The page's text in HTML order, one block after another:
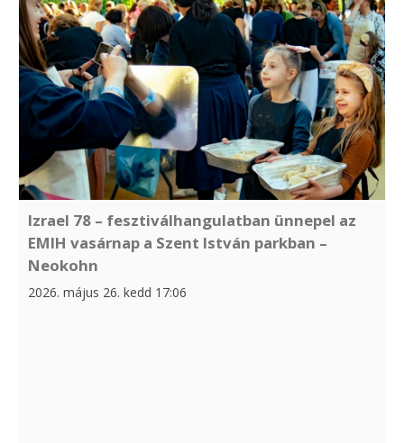
Izrael 78 – fesztiválhangulatban ünnepel az
EMIH vasárnap a Szent István parkban –
Neokohn
2026. május 26. kedd 17:06